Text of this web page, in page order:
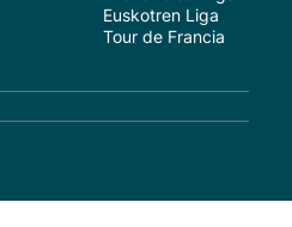
Euskotren Liga
Tour de Francia